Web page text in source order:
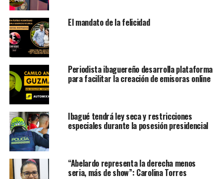
El mandato de la felicidad
Periodista ibaguereño desarrolla plataforma
para facilitar la creación de emisoras online
Ibagué tendrá ley seca y restricciones
especiales durante la posesión presidencial
“Abelardo representa la derecha menos
seria, más de show”: Carolina Torres